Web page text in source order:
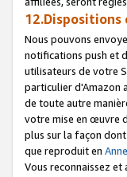
Nous pouvons
notifications push et
utilisateurs de votre
particulier d'Amazon
de toute autre
votre mise en œuvre
plus sur la façon
que reproduit en
Vous reconnaissez